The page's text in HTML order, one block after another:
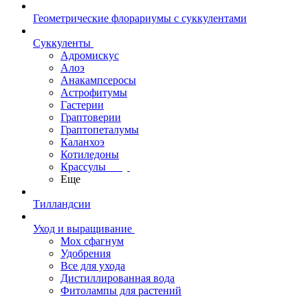
Геометрические флорариумы с суккулентами
Суккуленты
Адромискус
Алоэ
Анакампсеросы
Астрофитумы
Гастерии
Граптоверии
Граптопеталумы
Каланхоэ
Котиледоны
Крассулы
Еще
Тилландсии
Уход и выращивание
Мох сфагнум
Удобрения
Все для ухода
Дистиллированная вода
Фитолампы для растений